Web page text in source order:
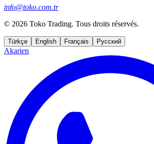
info@toko.com.tr
© 2026 Toko Trading. Tous droits réservés.
Türkçe English Français Русский
Akarien